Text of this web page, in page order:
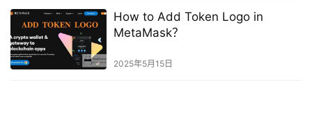
How to Add Token Logo in
MetaMask？
2025年5月15日